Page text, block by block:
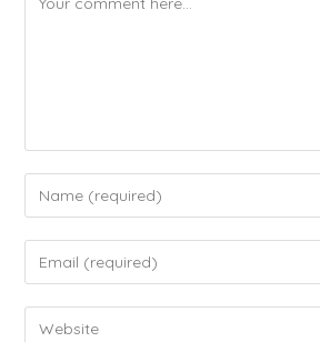
Enter
your
or
username
Enter
your
Enter